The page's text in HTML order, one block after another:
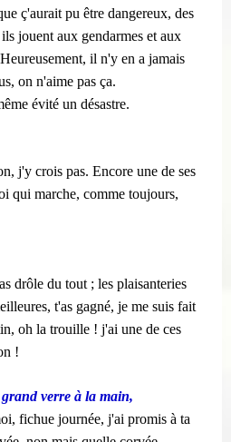
ç'aurait pu être dangereux, des
jouent aux gendarmes et aux
il n'y en a jamais
on n'aime pas ça.
évité un désastre.
j'y crois pas. Encore une de ses
qui marche, comme toujours,
drôle du tout ; les plaisanteries
t'as gagné, je me suis fait
oh la trouille ! j'ai une de ces
!
verre à la main,
fichue journée, j'ai promis à ta